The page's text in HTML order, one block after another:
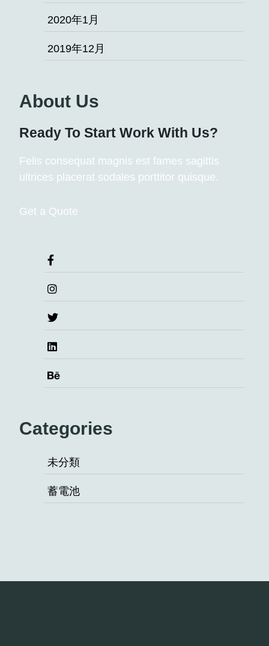
2020年1月
2019年12月
About Us
Ready To Start Work With Us?
Felis consequat magnis est fames sagittis
ultrices placerat sodales porttitor quisque.
Get a Quote
Categories
未分類
蓄電池